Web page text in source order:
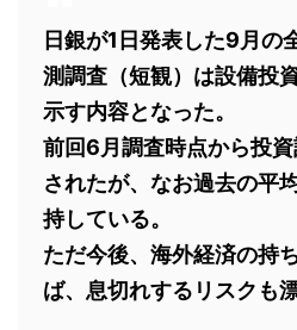
日銀が1日発表した9月の
測調査（短観）は設備投
示す内容となった。
前回6月調査時点から投
されたが、なお過去の平
持している。
ただ今後、海外経済の持
ば、息切れするリスクも漂